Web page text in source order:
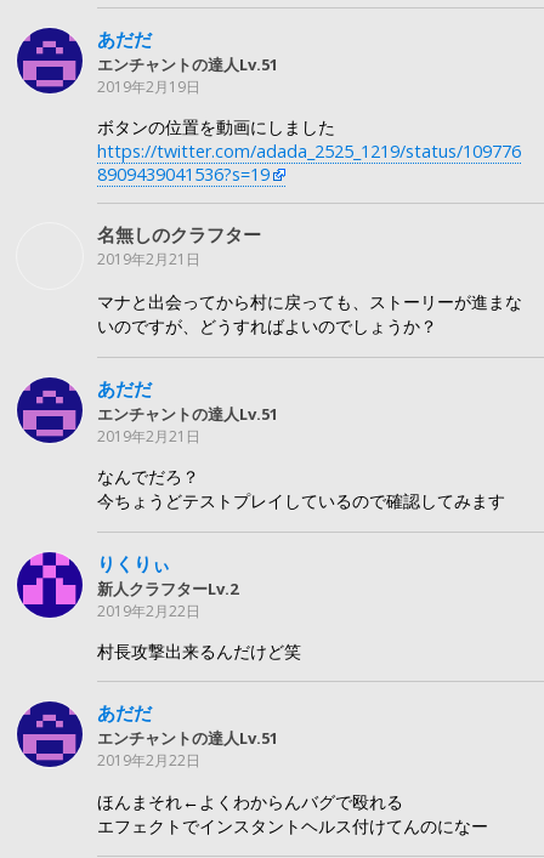
あだだ
エンチャントの達人Lv.51
2019年2月19日
ボタンの位置を動画にしました
https://twitter.com/adada_2525_1219/status/109776
8909439041536?s=19
名無しのクラフター
2019年2月21日
マナと出会ってから村に戻っても、ストーリーが進まな
いのですが、どうすればよいのでしょうか？
あだだ
エンチャントの達人Lv.51
2019年2月21日
なんでだろ？
今ちょうどテストプレイしているので確認してみます
りくりぃ
新人クラフターLv.2
2019年2月22日
村長攻撃出来るんだけど笑
あだだ
エンチャントの達人Lv.51
2019年2月22日
ほんまそれ←よくわからんバグで殴れる
エフェクトでインスタントヘルス付けてんのになー